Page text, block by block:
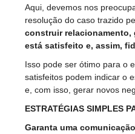
Aqui, devemos nos
resolução do caso trazido
construir relacionamento,
está satisfeito e, assim,
Isso pode ser ótimo para o
satisfeitos podem indicar o
e, com isso, gerar novos
ESTRATÉGIAS SIMPLES
Garanta uma